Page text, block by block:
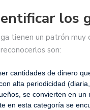
los
tienen un patrón muy
son:
cantidades de dinero
alta periodicidad
se convierten en
en esta categoría se